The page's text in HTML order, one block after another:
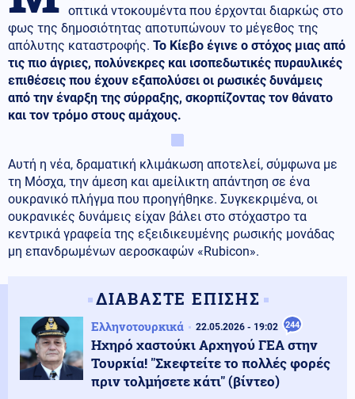
οπτικά ντοκουμέντα που έρχονται διαρκώς στο
φως της δημοσιότητας αποτυπώνουν το μέγεθος της
απόλυτης καταστροφής. Το Κίεβο έγινε ο στόχος μιας από
τις πιο άγριες, πολύνεκρες και ισοπεδωτικές πυραυλικές
επιθέσεις που έχουν εξαπολύσει οι ρωσικές δυνάμεις
από την έναρξη της σύρραξης, σκορπίζοντας τον θάνατο
και τον τρόμο στους αμάχους.
Αυτή η νέα, δραματική κλιμάκωση αποτελεί, σύμφωνα με
τη Μόσχα, την άμεση και αμείλικτη απάντηση σε ένα
ουκρανικό πλήγμα που προηγήθηκε. Συγκεκριμένα, οι
ουκρανικές δυνάμεις είχαν βάλει στο στόχαστρο τα
κεντρικά γραφεία της εξειδικευμένης ρωσικής μονάδας
μη επανδρωμένων αεροσκαφών «Rubicon».
ΔΙΑΒΑΣΤΕ ΕΠΙΣΗΣ
Ελληνοτουρκικά 22.05.2026 - 19:02 244
Ηχηρό χαστούκι Αρχηγού ΓΕΑ στην
Τουρκία! "Σκεφτείτε το πολλές φορές
πριν τολμήσετε κάτι" (βίντεο)